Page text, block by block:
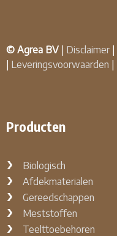
© Agrea BV Disclaimer|
Leveringsvoorwaarden
Producten
Biologisch
Afdekmaterialen
Gereedschappen
Meststoffen
Teelttoebehoren